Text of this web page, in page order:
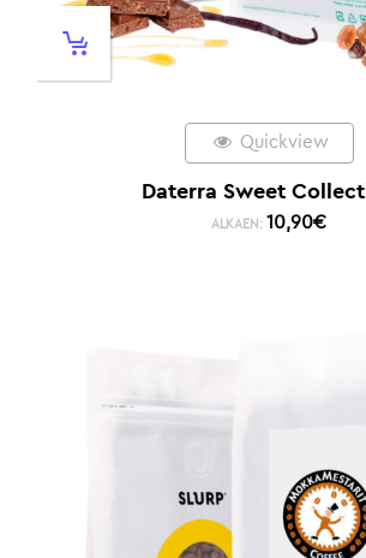
Quickview
Daterra Sweet
ALKAEN: 10,90€